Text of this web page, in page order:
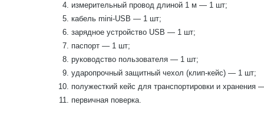
измерительный провод длиной 1 м — 1 шт;
кабель mini-USB — 1 шт;
зарядное устройство USB — 1 шт;
паспорт — 1 шт;
руководство пользователя — 1 шт;
ударопрочный защитный чехол (клип-кейс) — 1 шт;
полужесткий кейс для транспортировки и хранения
первичная поверка.